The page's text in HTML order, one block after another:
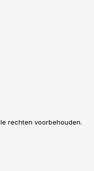
rechten voorbehouden.